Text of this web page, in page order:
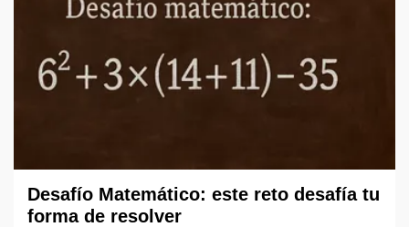
Desafío Matemático: este reto desafía tu
forma de resolver